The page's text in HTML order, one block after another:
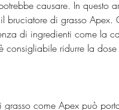
causare. In questo
bruciatore di grasso Apex.
di ingredienti come la
consigliabile ridurre la
grasso come Apex può